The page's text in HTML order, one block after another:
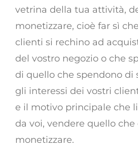
vetrina della tua attività,
monetizzare, cioè far sì
clienti si rechino ad
del vostro negozio o che
di quello che spendono di
gli interessi dei vostri
e il motivo principale che
da voi, vendere quello che
monetizzare.